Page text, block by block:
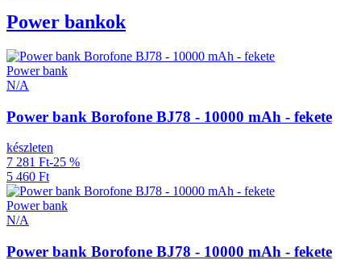
Power bankok
Power bank
N/A
Power bank Borofone BJ78 - 10000 mAh - fekete
készleten
7 281 Ft-25 %
5 460 Ft
Power bank
N/A
Power bank Borofone BJ78 - 10000 mAh - fekete